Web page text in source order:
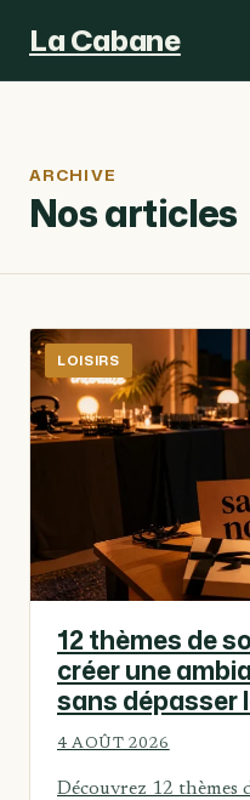
La Cabane
ARCHIVE
Nos articles
LOISIRS
12 thèmes de
créer une
sans dépasser
4 AOÛT 2026
Découvrez 12 thèmes